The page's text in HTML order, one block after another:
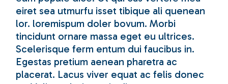
eiret sea utmurfu isset tibique ali quenean
lor. loremispum doler bovum. Morbi
tincidunt ornare massa eget eu ultrices.
Scelerisque ferm entum dui faucibus in.
Egestas pretium aenean pharetra ac
placerat. Lacus viver equat ac felis donec